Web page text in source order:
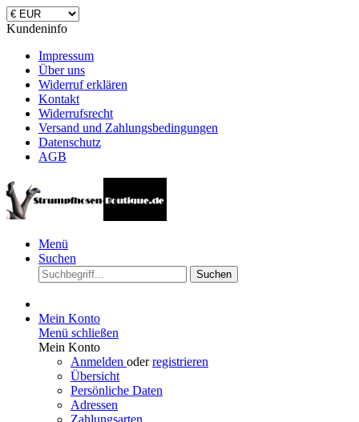
Kundeninfo
Impressum
Über uns
Widerruf erklären
Kontakt
Widerrufsrecht
Versand und Zahlungsbedingungen
Datenschutz
AGB
Menü
Suchen
Suchen
Mein Konto
Menü schließen
Mein Konto
Anmelden oderregistrieren
Übersicht
Persönliche Daten
Adressen
Zahlungsarten